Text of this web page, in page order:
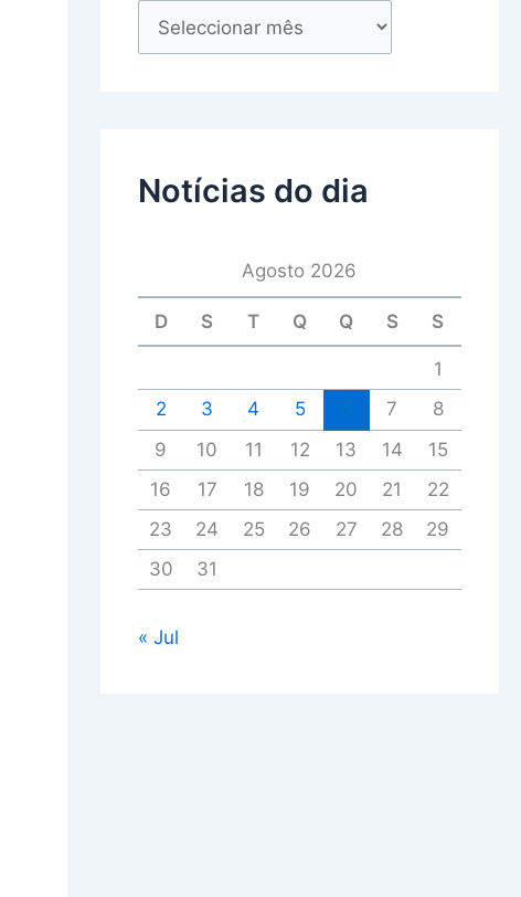
Notícias do dia
Agosto 2026
D S T Q Q S S
1
2
3 4 5 7
8
9
10 11 12 13 14
15
16
17 18 19 20 21
22
23
24 25 26 27 28
29
30
31
« Jul